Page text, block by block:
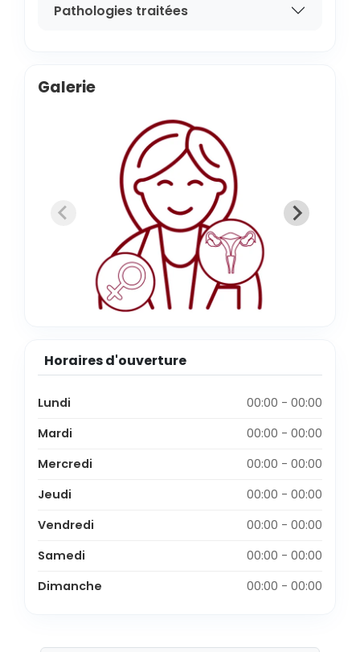
Pathologies traitées
Galerie
Horaires d'ouverture
Lundi
00:00 - 00:00
Mardi
00:00 - 00:00
Mercredi
00:00 - 00:00
Jeudi
00:00 - 00:00
Vendredi
00:00 - 00:00
Samedi
00:00 - 00:00
Dimanche
00:00 - 00:00